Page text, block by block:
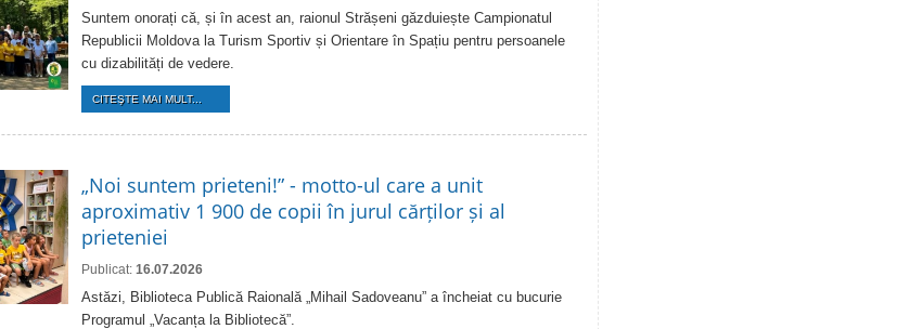
Suntem onorați că, și în acest an, raionul Strășeni găzduiește Campionatul
Republicii Moldova la Turism Sportiv și Orientare în Spațiu pentru persoanele
cu dizabilități de vedere.
CITEŞTE MAI MULT...
„Noi suntem prieteni!” - motto-ul care a unit
aproximativ 1 900 de copii în jurul cărților și al
prieteniei
Publicat: 16.07.2026
Astăzi, Biblioteca Publică Raională „Mihail Sadoveanu” a încheiat cu bucurie
Programul „Vacanța la Bibliotecă”.